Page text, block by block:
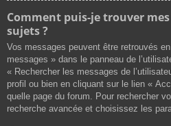
Comment puis-je trouver
sujets ?
Vos messages peuvent être retrouvés
messages » dans le panneau de
« Rechercher les messages de
profil ou bien en cliquant sur le lien «
quelle page du forum. Pour rechercher
recherche avancée et choisissez les